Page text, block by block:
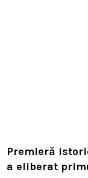
Premieră
a eliberat